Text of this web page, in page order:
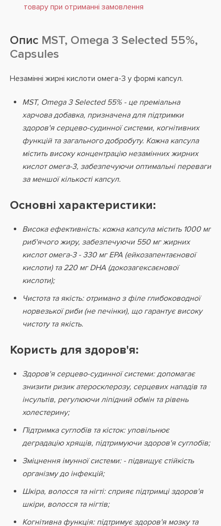
товару при отриманні замовлення
Опис MST, Omega 3 Selected 55%,
Capsules
Незамінні жирні кислоти омега-3 у формі капсул.
MST, Omega 3 Selected 55% - це преміальна
харчова добавка, призначена для підтримки
здоров'я серцево-судинної системи, когнітивних
функцій та загального добробуту. Кожна капсула
містить високу концентрацію незамінних жирних
кислот омега-3, забезпечуючи оптимальні переваги
за меншої кількості капсул.
Основні характеристики:
Висока ефективність: кожна капсула містить 1000 мг
риб'ячого жиру, забезпечуючи 550 мг жирних
кислот омега-3 - 330 мг EPA (ейкозапентаєнової
кислоти) та 220 мг DHA (докозагексаєнової
кислоти);
Чистота та якість: отримано з філе глибоководної
норвезької риби (не печінки), що гарантує високу
чистоту та якість.
Користь для здоров'я:
Здоров'я серцево-судинної системи: допомагає
знизити ризик атеросклерозу, серцевих нападів та
інсультів, регулюючи ліпідний обмін та рівень
холестерину;
Підтримка суглобів та кісток: уповільнює
деградацію хрящів, підтримуючи здоров'я суглобів;
Зміцнення імунної системи: - підвищує стійкість
організму до інфекцій;
Шкіра, волосся та нігті: сприяє підтримці здоров'я
шкіри, волосся та нігтів;
Когнітивна функція: підтримує здоров'я мозку та